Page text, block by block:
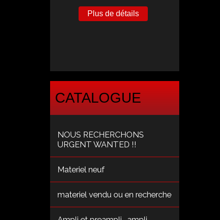
Plus de détails
CATALOGUE
NOUS RECHERCHONS
URGENT WANTED !!
Materiel neuf
materiel vendu ou en recherche